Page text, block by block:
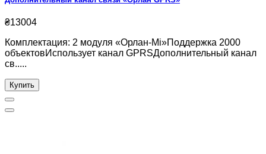
₴13004
Комплектация: 2 модуля «Орлан-Мi»Поддержка 2000
объектовИспользует канал GPRSДополнительный канал
св.....
Купить